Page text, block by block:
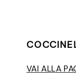
VAI ALLA